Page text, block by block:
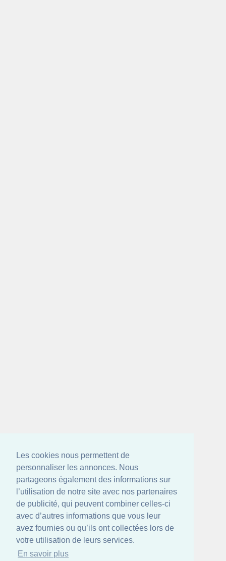
Les cookies nous permettent de
personnaliser les annonces. Nous
partageons également des informations sur
l’utilisation de notre site avec nos partenaires
de publicité, qui peuvent combiner celles-ci
avec d’autres informations que vous leur
avez fournies ou qu’ils ont collectées lors de
votre utilisation de leurs services.
En savoir plus